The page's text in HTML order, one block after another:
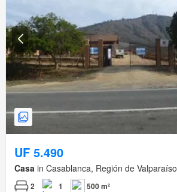
UF 5.490
Casa in Casablanca, Región de Valparaíso
2 1 500 m²